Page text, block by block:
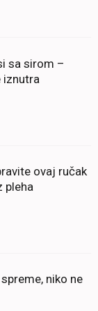
sa sirom –
iznutra
ovaj ručak
pleha
niko ne